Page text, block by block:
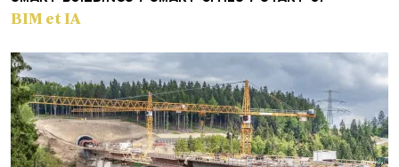
BIM et IA